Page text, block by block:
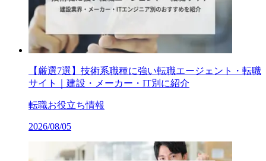
【厳選7選】技術系職種に強い転職エージェント・転職
サイト｜建設・メーカー・IT別に紹介
転職お役立ち情報
2026/08/05